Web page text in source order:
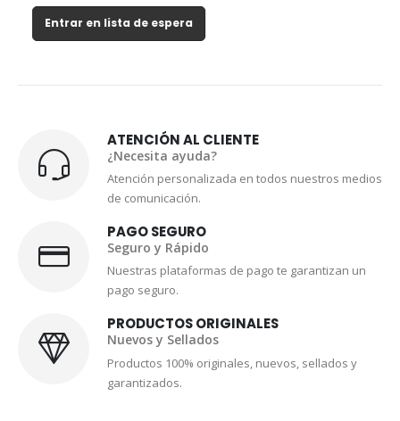
Entrar en lista de espera
ATENCIÓN AL CLIENTE
¿Necesita ayuda?
Atención personalizada en todos nuestros medios
de comunicación.
PAGO SEGURO
Seguro y Rápido
Nuestras plataformas de pago te garantizan un
pago seguro.
PRODUCTOS ORIGINALES
Nuevos y Sellados
Productos 100% originales, nuevos, sellados y
garantizados.